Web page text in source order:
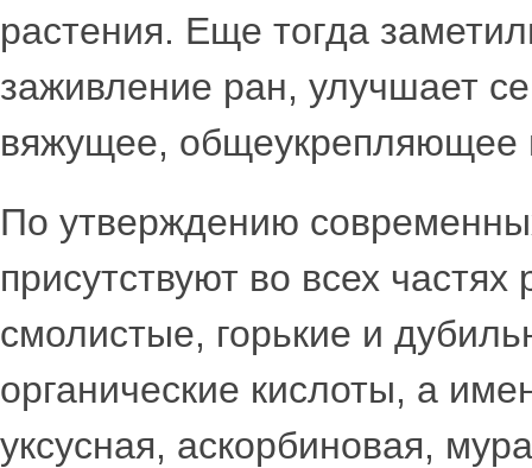
растения. Еще тогда
заживление ран, улучшает
вяжущее, общеукрепляющее
По утверждению
присутствуют во всех
смолистые, горькие и
органические кислоты, а
уксусная, аскорбиновая,